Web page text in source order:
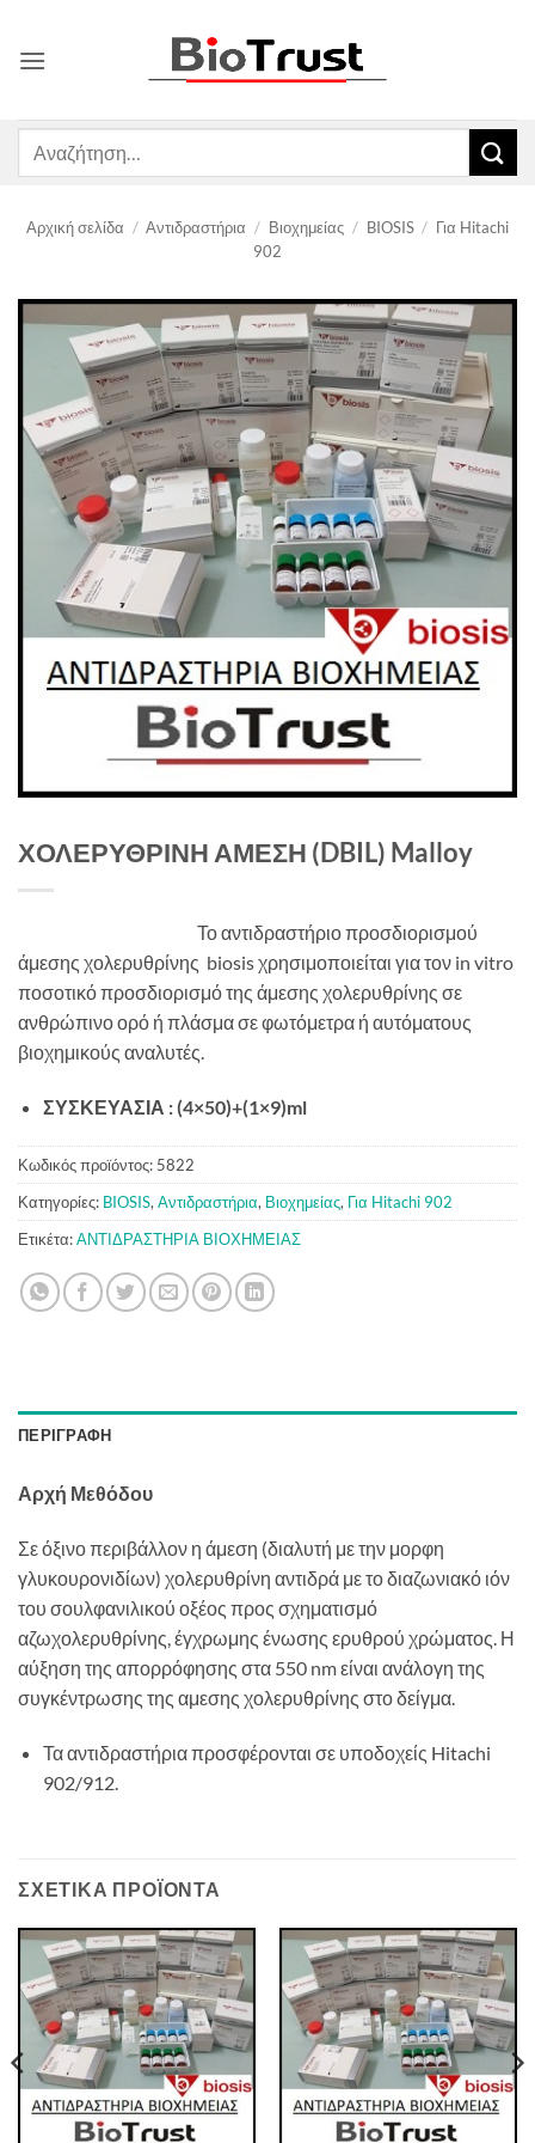
περιεχόμενο
Αναζήτηση
Αρχική σελίδα / Αντιδραστήρια / Βιοχημείας / BIOSIS / Για Hitachi
902
ΧΟΛΕΡΥΘΡΙΝΗ ΑΜΕΣΗ (DBIL) Malloy
Το αντιδραστήριο προσδιορισμού
άμεσης χολερυθρίνης biosis χρησιμοποιείται για τον in vitro
ποσοτικό προσδιορισμό της άμεσης χολερυθρίνης σε
ανθρώπινο ορό ή πλάσμα σε φωτόμετρα ή αυτόματους
βιοχημικούς αναλυτές.
ΣΥΣΚΕΥΑΣΙΑ : (4×50)+(1×9)ml
Κωδικός προϊόντος: 5822
Κατηγορίες: BIOSIS,Αντιδραστήρια, Βιοχημείας, Για Hitachi 902
Ετικέτα:ΑΝΤΙΔΡΑΣΤΗΡΙΑ ΒΙΟΧΗΜΕΙΑΣ
ΠΕΡΙΓΡΑΦΉ
Αρχή Μεθόδου
Σε όξινο περιβάλλον η άμεση (διαλυτή με την μορφη
γλυκουρονιδίων) χολερυθρίνη αντιδρά με το διαζωνιακό ιόν
του σουλφανιλικού οξέος προς σχηματισμό
αζωχολερυθρίνης, έγχρωμης ένωσης ερυθρού χρώματος. Η
αύξηση της απορρόφησης στα 550 nm είναι ανάλογη της
συγκέντρωσης της αμεσης χολερυθρίνης στο δείγμα.
Τα αντιδραστήρια προσφέρονται σε υποδοχείς Hitachi
902/912.
ΣΧΕΤΙΚΆ ΠΡΟΪΌΝΤΑ